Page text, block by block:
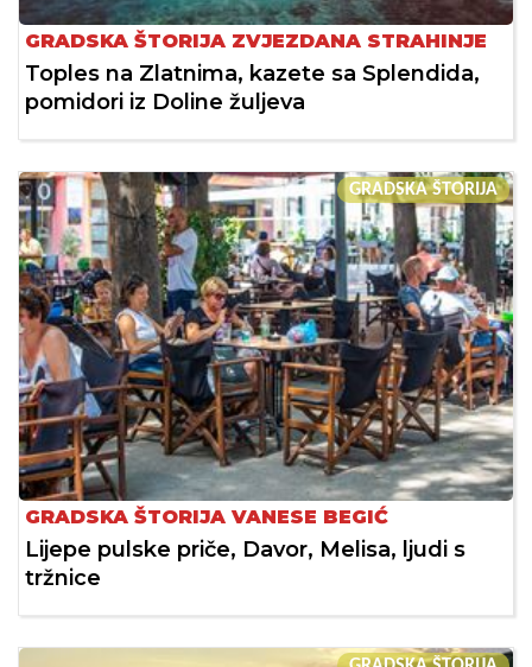
GRADSKA ŠTORIJA ZVJEZDANA STRAHINJE
Toples na Zlatnima, kazete sa Splendida,
pomidori iz Doline žuljeva
GRADSKA ŠTORIJA
GRADSKA ŠTORIJA VANESE BEGIĆ
Lijepe pulske priče, Davor, Melisa, ljudi s
tržnice